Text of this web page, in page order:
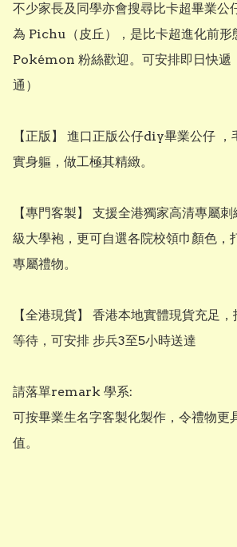
不少家長及同學亦會搜尋比卡超畢業公
為 Pichu（皮丘），是比卡超進化前形
Pokémon 粉絲歡迎。可安排即日快遞
通）
【正版】 進口正版公仔diy畢業公仔 ，
實身軀，做工極其精緻。
【專門客製】 支援全港獨家高清專屬
級大學袍，更可自選各院校領巾顏色，
專屬禮物。
【全港現貨】 香港本地實體現貨充足
等待，可安排 步兵3至5小時送達
請落單remark 學系:
可按畢業生名字客製化製作，令禮物更
值。